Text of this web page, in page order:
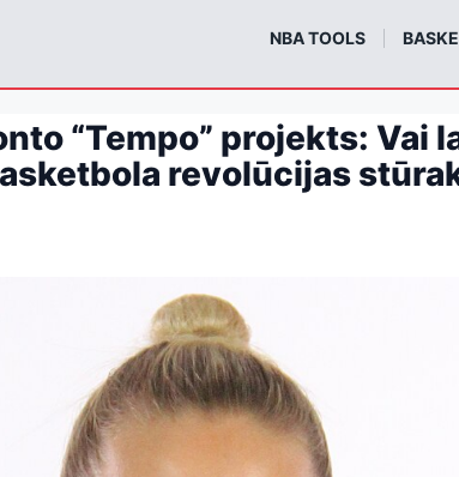
NBA TOOLS
“Tempo” projekts: Vai
revolūcijas